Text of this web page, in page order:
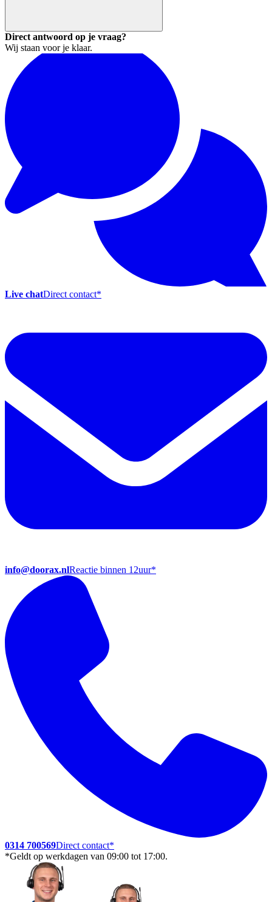
Direct antwoord op je vraag?
Wij staan voor je klaar.
Live chatDirect contact*
info@doorax.nlReactie binnen 12uur*
0314 700569Direct contact*
*Geldt op werkdagen van 09:00 tot 17:00.